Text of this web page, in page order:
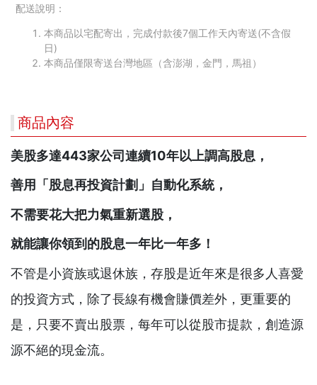
配送說明：
本商品以宅配寄出，完成付款後7個工作天內寄送(不含假
日)
本商品僅限寄送台灣地區（含澎湖，金門，馬祖）
商品內容
美股多達443家公司連續10年以上調高股息，
善用「股息再投資計劃」自動化系統，
不需要花大把力氣重新選股，
就能讓你領到的股息一年比一年多！
不管是小資族或退休族，存股是近年來是很多人喜愛
的投資方式，除了長線有機會賺價差外，更重要的
是，只要不賣出股票，每年可以從股市提款，創造源
源不絕的現金流。